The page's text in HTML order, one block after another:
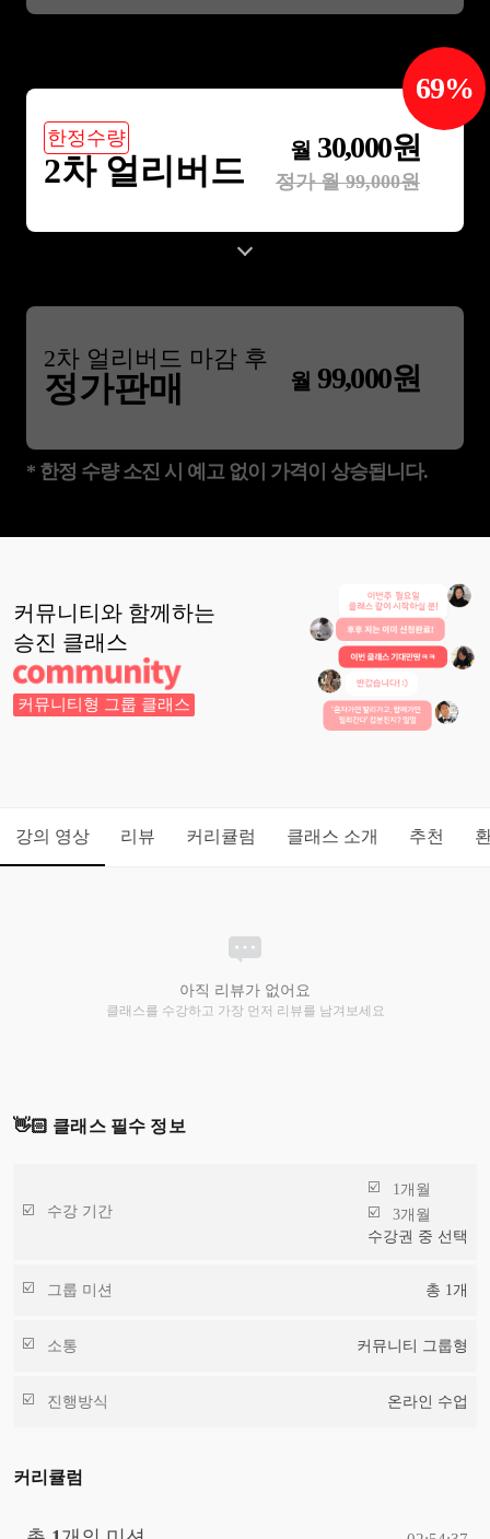
한정수량
2차 얼리버드
월 30,000원
정가 월99,000원
69%
2차 얼리버드 마감 후
정가판매 월 99,000원
* 한정 수량 소진 시 예고 없이 가격이 상승됩니다.
커뮤니티와 함께하는
승진 클래스
커뮤니티형 그룹 클래스
강의 영상 리뷰 커리큘럼 클래스 소개 추천
아직 리뷰가 없어요
클래스를 수강하고 가장 먼저 리뷰를 남겨보세요
👋🏻 클래스 필수 정보
수강 기간
1개월
3개월
수강권 중 선택
그룹 미션 총 1 개
소통 커뮤니티 그룹형
진행방식 온라인 수업
커리큘럼